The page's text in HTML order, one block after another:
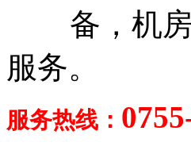
备，机
服务。
服务热线：